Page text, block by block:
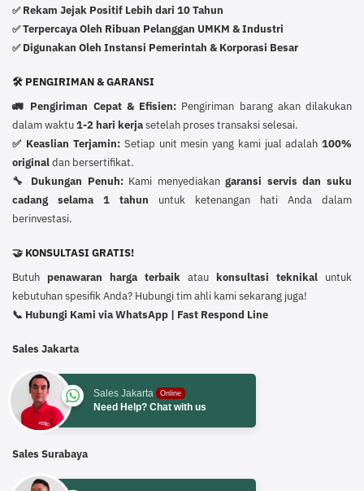
✅ Rekam Jejak Positif Lebih dari 10 Tahun
✅Terpercaya Oleh Ribuan Pelanggan UMKM & Industri
✅ Digunakan Oleh Instansi Pemerintah & Korporasi Besar
🛠️ PENGIRIMAN & GARANSI
🚛 Pengiriman Cepat & Efisien: Pengiriman barang akan dilakukan
dalam waktu1-2 hari kerjasetelah proses transaksi selesai.
✅ Keaslian Terjamin: Setiap unit mesin yang kami jual adalah100%
originaldan bersertifikat.
🔧 Dukungan Penuh:Kami menyediakangaransi servis dan suku
cadang selama 1 tahun untuk ketenangan hati Anda dalam
berinvestasi.
🤝 KONSULTASI GRATIS!
Butuh penawaran harga terbaik atau konsultasi teknikal untuk
kebutuhan spesifik Anda? Hubungi tim ahli kami sekarang juga!
📞 Hubungi Kami via WhatsApp | Fast Respond Line
Sales Jakarta
Sales Jakarta Online
Need Help? Chat with us
Sales Surabaya